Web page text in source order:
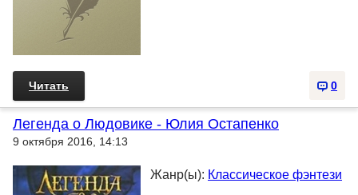
0
Читать
Легенда о Людовике - Юлия Остапенко
9 октября 2016, 14:13
Жанр(ы): Классическое фэнтези